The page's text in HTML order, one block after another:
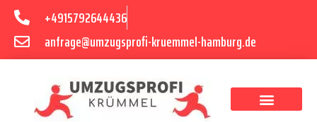
+4915792644436
anfrage@umzugsprofi-kruemmel-hamburg.de